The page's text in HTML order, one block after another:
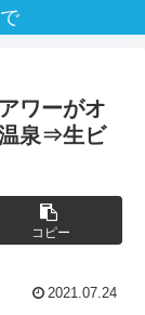
ワーがオ
泉⇒生ビ
コピー
2021.07.24